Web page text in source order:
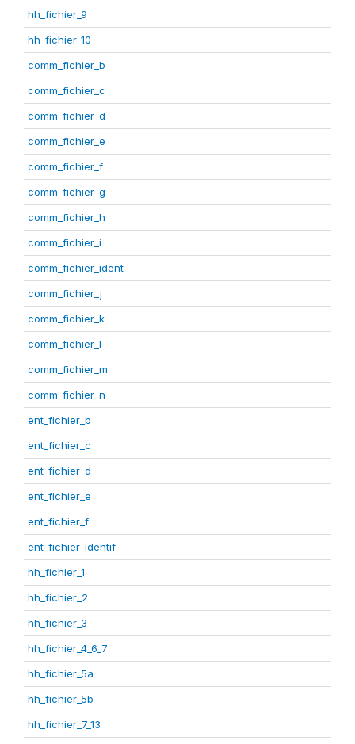
hh_fichier_9
hh_fichier_10
comm_fichier_b
comm_fichier_c
comm_fichier_d
comm_fichier_e
comm_fichier_f
comm_fichier_g
comm_fichier_h
comm_fichier_i
comm_fichier_ident
comm_fichier_j
comm_fichier_k
comm_fichier_l
comm_fichier_m
comm_fichier_n
ent_fichier_b
ent_fichier_c
ent_fichier_d
ent_fichier_e
ent_fichier_f
ent_fichier_identif
hh_fichier_1
hh_fichier_2
hh_fichier_3
hh_fichier_4_6_7
hh_fichier_5a
hh_fichier_5b
hh_fichier_7_13